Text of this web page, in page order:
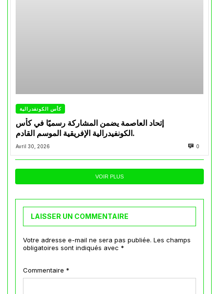
كأس الكونفدرالية
إتحاد العاصمة يضمن المشاركة رسميًا في كأس
الكونفيدرالية الإفريقية الموسم القادم.
Avril 30, 2026 0
VOIR PLUS
LAISSER UN COMMENTAIRE
Votre adresse e-mail ne sera pas publiée. Les champs
obligatoires sont indiqués avec *
Commentaire *